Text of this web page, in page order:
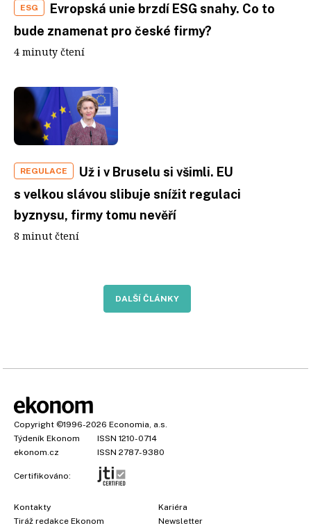
ESG
Evropská unie brzdí ESG snahy. Co to
bude znamenat pro české firmy?
4 minuty čtení
REGULACE
Už i v Bruselu si všimli. EU
s velkou slávou slibuje snížit regulaci
byznysu, firmy tomu nevěří
8 minut čtení
DALŠÍ ČLÁNKY
Copyright ©1996-2026 Economia, a.s.
Týdeník Ekonom
ISSN 1210-0714
ekonom.cz
ISSN 2787-9380
Certifikováno:
Kontakty
Tiráž redakce Ekonom
Kariéra
Newsletter